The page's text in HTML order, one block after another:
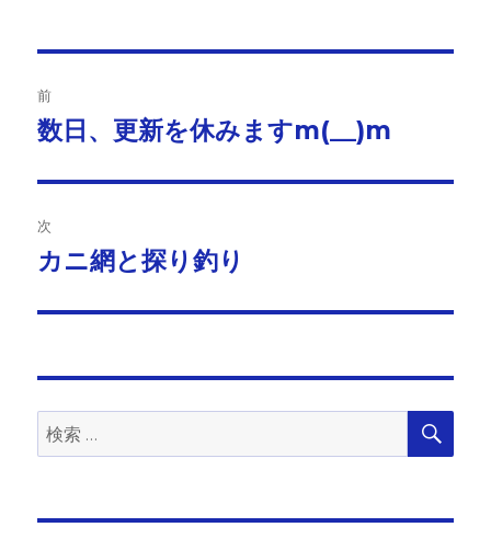
稿
ビ
ゲ
ー
ン
前
前
投
稿:
数日、更新を休みますm(__)m
次
次
投
カニ網と探り釣り
検
索:
検